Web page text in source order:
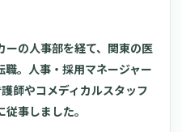
ーの人事部を経て、関東の医
職。人事・採用マネージャー
師やコメディカルスタッフ
事しました。